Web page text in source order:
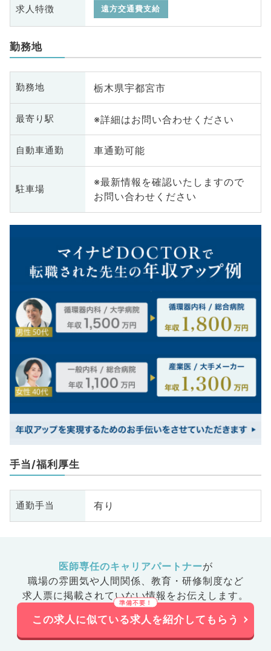
求人特徴 遠方交通費支給
勤務地
勤務地 栃木県宇都宮市
最寄り駅 ※詳細はお問い合わせください
自動車通勤 車通勤可能
駐車場
※最新情報を確認いたしますので
お問い合わせください
手当/福利厚生
通勤手当 有り
医師専任のキャリアパートナーが
職場の雰囲気や人間関係、 教育・研修制度など
求人票に掲載されていない情報をお伝えします。
この求人に似ている求人を紹介してもらう